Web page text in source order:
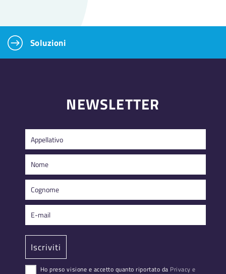
Soluzioni
NEWSLETTER
Ho preso visione e accetto quanto riportato da Privacy e